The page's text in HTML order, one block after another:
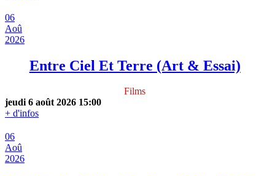
06
Aoû
2026
Entre Ciel Et Terre (Art & Essai)
Films
jeudi 6 août 2026 15:00
+ d'infos
06
Aoû
2026